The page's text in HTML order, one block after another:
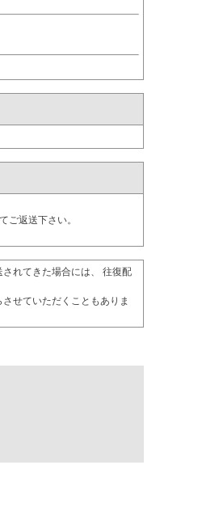
ご返送下さい。
れてきた場合には、 往復配
せていただくこともありま